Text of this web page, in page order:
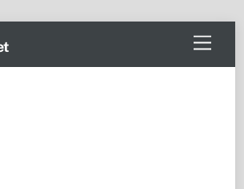
Menu